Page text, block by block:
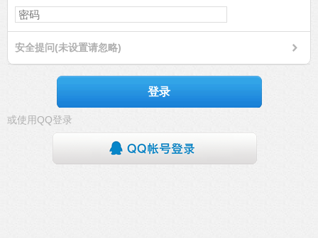
安全提问(未设置请忽略)
登录
或使用QQ登录